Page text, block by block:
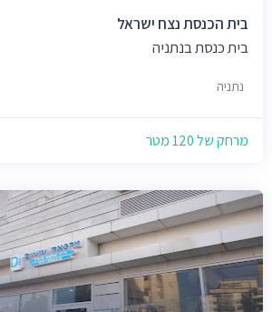
בית הכנסת נצח ישראל
בית כנסת בנתניה
נתניה
מרחק של 120 מטר